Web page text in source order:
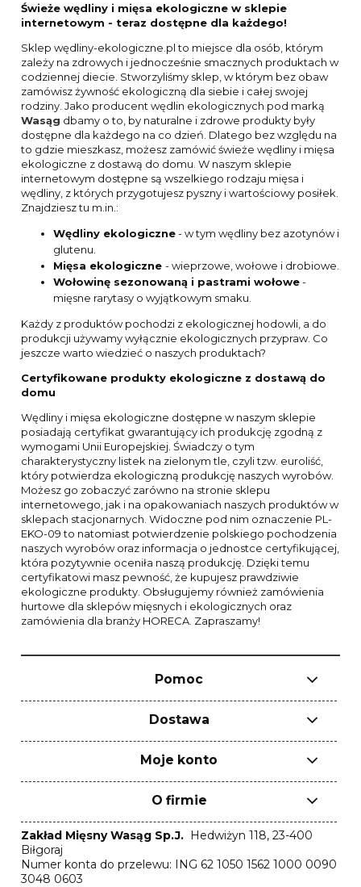
Świeże wędliny i mięsa ekologiczne w sklepie
internetowym - teraz dostępne dla każdego!
Sklep wędliny-ekologiczne.pl to miejsce dla osób, którym
zależy na zdrowych i jednocześnie smacznych produktach w
codziennej diecie. Stworzyliśmy sklep, w którym bez obaw
zamówisz żywność ekologiczną dla siebie i całej swojej
rodziny. Jako producent wędlin ekologicznych pod marką
Wasąg dbamy o to, by naturalne i zdrowe produkty były
dostępne dla każdego na co dzień. Dlatego bez względu na
to gdzie mieszkasz, możesz zamówić świeże wędliny i mięsa
ekologiczne z dostawą do domu. W naszym sklepie
internetowym dostępne są wszelkiego rodzaju mięsa i
wędliny, z których przygotujesz pyszny i wartościowy posiłek.
Znajdziesz tu m.in.:
Wędliny ekologiczne- w tym wędliny bez azotynów i
glutenu.
Mięsa ekologiczne - wieprzowe, wołowe i drobiowe.
Wołowinę sezonowaną i pastrami wołowe-
mięsne rarytasy o wyjątkowym smaku.
Każdy z produktów pochodzi z ekologicznej hodowli, a do
produkcji używamy wyłącznie ekologicznych przypraw. Co
jeszcze warto wiedzieć o naszych produktach?
Certyfikowane produkty ekologiczne z dostawą do
domu
Wędliny i mięsa ekologiczne dostępne w naszym sklepie
posiadają certyfikat gwarantujący ich produkcję zgodną z
wymogami Unii Europejskiej. Świadczy o tym
charakterystyczny listek na zielonym tle, czyli tzw. euroliść,
który potwierdza ekologiczną produkcję naszych wyrobów.
Możesz go zobaczyć zarówno na stronie sklepu
internetowego, jak i na opakowaniach naszych produktów w
sklepach stacjonarnych. Widoczne pod nim oznaczenie PL-
EKO-09 to natomiast potwierdzenie polskiego pochodzenia
naszych wyrobów oraz informacja o jednostce certyfikującej,
która pozytywnie oceniła naszą produkcję. Dzięki temu
certyfikatowi masz pewność, że kupujesz prawdziwie
ekologiczne produkty. Obsługujemy również zamówienia
hurtowe dla sklepów mięsnych i ekologicznych oraz
zamówienia dla branży HORECA. Zapraszamy!
Pomoc
Dostawa
Moje konto
O firmie
Zakład Mięsny Wasąg Sp.J. Hedwiżyn 118, 23-400
Biłgoraj
Numer konta do przelewu: ING 62 1050 1562 1000 0090
3048 0603